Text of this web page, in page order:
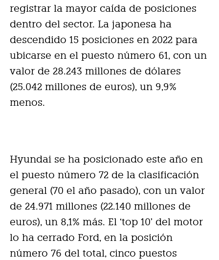
registrar la mayor caída de posiciones
dentro del sector. La japonesa ha
descendido 15 posiciones en 2022 para
ubicarse en el puesto número 61, con un
valor de 28.243 millones de dólares
(25.042 millones de euros), un 9,9%
menos.
Hyundai se ha posicionado este año en
el puesto número 72 de la clasificación
general (70 el año pasado), con un valor
de 24.971 millones (22.140 millones de
euros), un 8,1% más. El ‘top 10’ del motor
lo ha cerrado Ford, en la posición
número 76 del total, cinco puestos